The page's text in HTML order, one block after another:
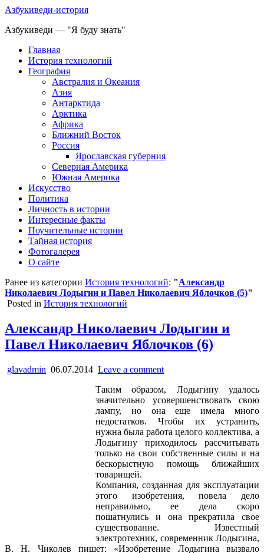
Азбукиведи-история
Азбукиведи — "Я буду знать"
Главная
История технологий
География
Австралия и Океания
Азия
Антарктида
Арктика
Африка
Ближний Восток
Россия
Ярославская губерния
Северная Америка
Южная Америка
Искусство
Политика
Личность в истории
Интересные факты
Поучительные истории
Тайная история
Фотогалерея
О сайте
Ранее из категории История технологий: "Александр
Николаевич Лодыгин и Павел Николаевич Яблочков (5)"
Posted in История технологий
Александр Николаевич Лодыгин и
Павел Николаевич Яблочков (6)
glavadmin 06.07.2014 Leave a comment
Таким образом, Лодыгину удалось
значительно усовершенствовать свою
лампу, но она еще имела много
недостатков. Чтобы их устранить,
нужна была работа целого коллектива, а
Лодыгину приходилось рассчитывать
только на свои собственные силы и на
бескорыстную помощь ближайших
товарищей.
Компания, созданная для эксплуатации
этого изобретения, повела дело
неправильно, ее дела скоро
пошатнулись и она прекратила свое
существование. Известный
электротехник, современник Лодыгина,
В. Н. Чиколев пишет: «Изобретение Лодыгина вызвало